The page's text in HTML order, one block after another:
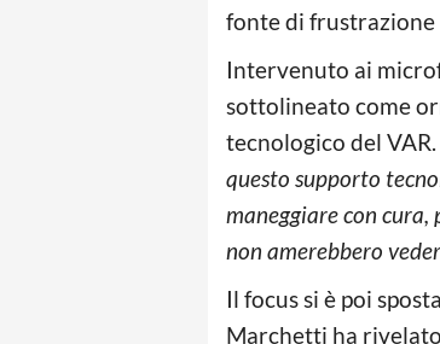
fonte di
Intervenuto ai
sottolineato come
tecnologico del VAR.
questo supporto
maneggiare con
non amerebbero
Il focus si è poi
Marchetti ha